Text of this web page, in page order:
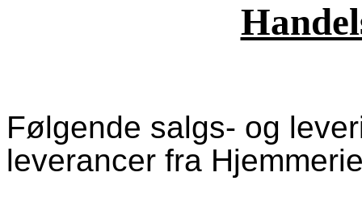
Følgende salgs- og
leverancer fra